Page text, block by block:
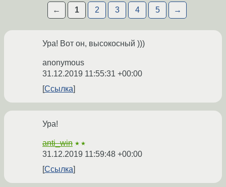
← 1 2 3 4 5 →
Ура! Вот он, высокосный )))
anonymous
31.12.2019 11:55:31 +00:00
Ссылка
Ура!
anti_win ★★
31.12.2019 11:59:48 +00:00
Ссылка